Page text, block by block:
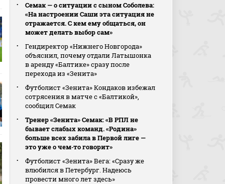
Семак — о ситуации с сыном Соболева:
«На настроении Саши эта ситуация не
отражается. С кем ему общаться, он
может делать выбор сам»
Гендиректор «Нижнего Новгорода»
объяснил, почему отдали Латышонка
в аренду «Балтике» сразу после
перехода из «Зенита»
Футболист «Зенита» Кондаков избежал
сотрясения в матче с «Балтикой»,
сообщил Семак
Тренер «Зенита» Семак: «В РПЛ не
бывает слабых команд. «Родина»
больше всех забила в Первой лиге —
это уже о чем‑то говорит»
Футболист «Зенита» Вега: «Сразу же
влюбился в Петербург. Надеюсь
провести много лет здесь»